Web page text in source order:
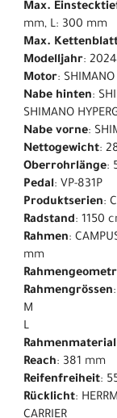
Max.
mm, L: 300 mm
Max.
Modelljahr: 2024
Motor:
Nabe hinten:
SHIMANO
Nabe vorne:
Nettogewicht:
Oberrohrlänge:
Pedal: VP-831P
Produktserien:
Radstand: 1150
Rahmen:
mm
Rahmengrössen
M
L
Rahmenmaterial
Reach: 381 mm
Reifenfreiheit:
Rücklicht: